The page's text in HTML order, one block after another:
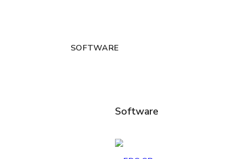
SOFTWARE
Software